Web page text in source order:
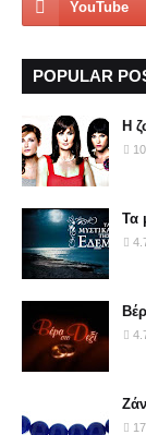
POPULAR
Η
Τα